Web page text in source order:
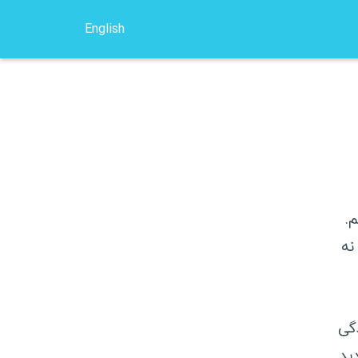
English
اوکراین
نه